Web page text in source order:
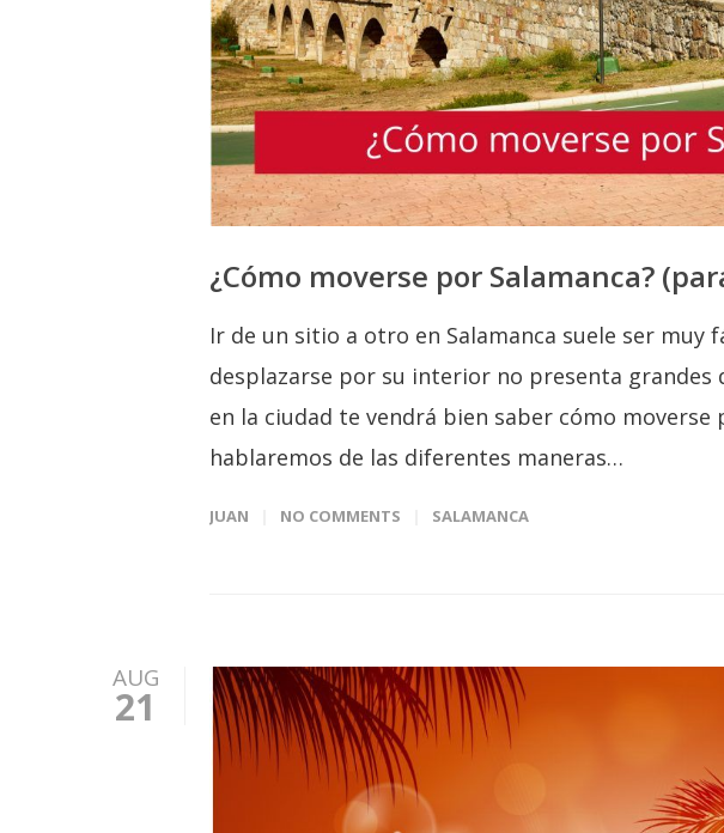
¿Cómo moverse por Salamanca?
Ir de un sitio a otro en Salamanca suele ser muy
desplazarse por su interior no presenta grandes
en la ciudad te vendrá bien saber cómo moverse
hablaremos de las diferentes maneras…
JUAN NO COMMENTS SALAMANCA
AUG
21